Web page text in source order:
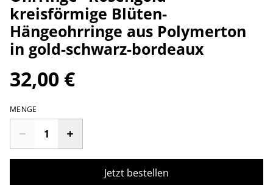
kreisförmige Blüten-
Hängeohrringe aus Polymerton
in gold-schwarz-bordeaux
32,00 €
MENGE
Jetzt bestellen